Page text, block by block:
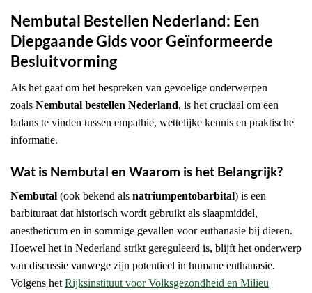
Nembutal Bestellen Nederland: Een
Diepgaande Gids voor Geïnformeerde
Besluitvorming
Als het gaat om het bespreken van gevoelige onderwerpen
zoals Nembutal bestellen Nederland, is het cruciaal om een
balans te vinden tussen empathie, wettelijke kennis en praktische
informatie.
Wat is Nembutal en Waarom is het Belangrijk?
Nembutal (ook bekend als natriumpentobarbital) is een
barbituraat dat historisch wordt gebruikt als slaapmiddel,
anestheticum en in sommige gevallen voor euthanasie bij dieren.
Hoewel het in Nederland strikt gereguleerd is, blijft het onderwerp
van discussie vanwege zijn potentieel in humane euthanasie.
Volgens het Rijksinstituut voor Volksgezondheid en Milieu